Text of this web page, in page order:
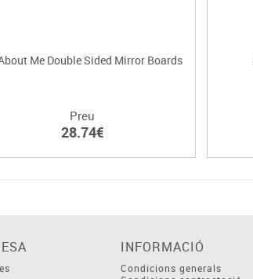
Me Double Sided Mirror Boards
Preu
28.74€
INFORMACIÓ
Condicions generals